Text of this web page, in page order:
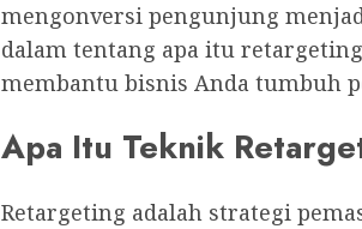
mengonversi pengunjung
dalam tentang apa itu
membantu bisnis Anda tumbuh
Apa Itu Teknik
Retargeting adalah strategi